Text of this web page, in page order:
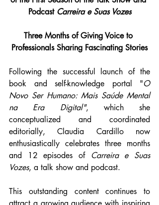
Podcast Carreira e Suas Vozes
Three Months of Giving Voice to
Professionals Sharing Fascinating Stories
Following the successful launch of the
book and self-knowledge portal "O
Novo Ser Humano: Mais Saúde Mental
na Era Digital", which she
conceptualized and coordinated
editorially, Claudia Cardillo now
enthusiastically celebrates three months
and 12 episodes of Carreira e Suas
Vozes, a talk show and podcast.
This outstanding content continues to